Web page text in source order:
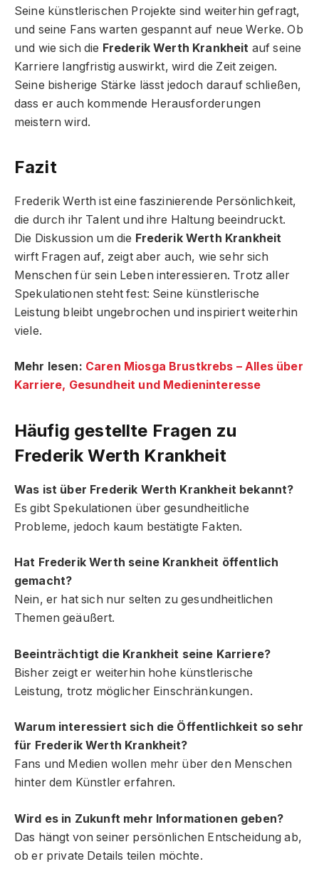
Seine künstlerischen Projekte sind weiterhin gefragt,
und seine Fans warten gespannt auf neue Werke. Ob
und wie sich die Frederik Werth Krankheit auf seine
Karriere langfristig auswirkt, wird die Zeit zeigen.
Seine bisherige Stärke lässt jedoch darauf schließen,
dass er auch kommende Herausforderungen
meistern wird.
Fazit
Frederik Werth ist eine faszinierende Persönlichkeit,
die durch ihr Talent und ihre Haltung beeindruckt.
Die Diskussion um die Frederik Werth Krankheit
wirft Fragen auf, zeigt aber auch, wie sehr sich
Menschen für sein Leben interessieren. Trotz aller
Spekulationen steht fest: Seine künstlerische
Leistung bleibt ungebrochen und inspiriert weiterhin
viele.
Mehr lesen: Caren Miosga Brustkrebs – Alles über
Karriere, Gesundheit und Medieninteresse
Häufig gestellte Fragen zu
Frederik Werth Krankheit
Was ist über Frederik Werth Krankheit bekannt?
Es gibt Spekulationen über gesundheitliche
Probleme, jedoch kaum bestätigte Fakten.
Hat Frederik Werth seine Krankheit öffentlich
gemacht?
Nein, er hat sich nur selten zu gesundheitlichen
Themen geäußert.
Beeinträchtigt die Krankheit seine Karriere?
Bisher zeigt er weiterhin hohe künstlerische
Leistung, trotz möglicher Einschränkungen.
Warum interessiert sich die Öffentlichkeit so sehr
für Frederik Werth Krankheit?
Fans und Medien wollen mehr über den Menschen
hinter dem Künstler erfahren.
Wird es in Zukunft mehr Informationen geben?
Das hängt von seiner persönlichen Entscheidung ab,
ob er private Details teilen möchte.